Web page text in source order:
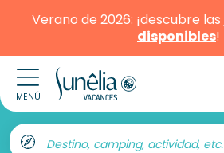
Verano de 2026: ¡descubre las
disponibles!
MENÚ
Destino, camping, actividad, etc.